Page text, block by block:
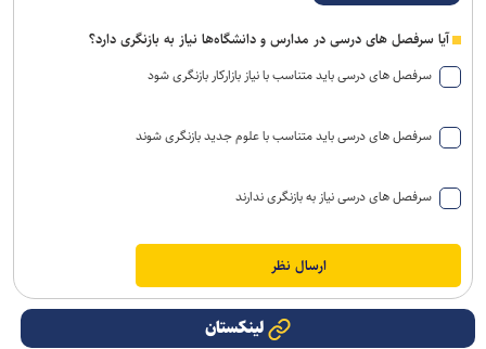
آیا سرفصل های درسی در مدارس و دانشگاه‌ها نیاز به بازنگری دارد؟
سرفصل های درسی باید متناسب با نیاز بازارکار بازنگری شود
سرفصل های درسی باید متناسب با علوم جدید بازنگری شوند
سرفصل های درسی نیاز به بازنگری ندارند
لینکستان